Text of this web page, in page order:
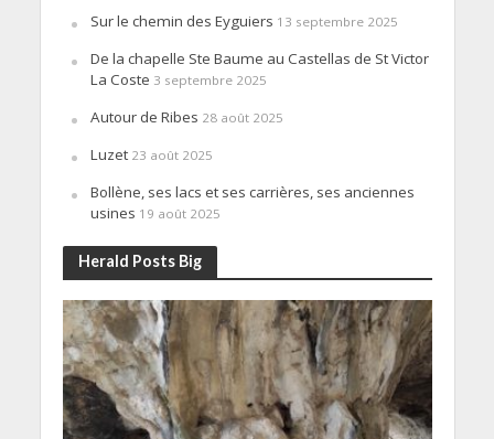
Sur le chemin des Eyguiers 13 septembre 2025
De la chapelle Ste Baume au Castellas de St Victor
La Coste 3 septembre 2025
Autour de Ribes 28 août 2025
Luzet 23 août 2025
Bollène, ses lacs et ses carrières, ses anciennes
usines 19 août 2025
Herald Posts Big